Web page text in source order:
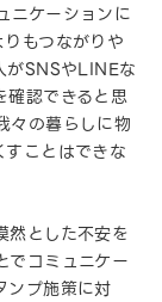
ニケーションに
もつながりや
がSNSやLINEな
確認できると思
々の暮らしに物
ことはできな
然とした不安を
でコミュニケー
ンプ施策に対